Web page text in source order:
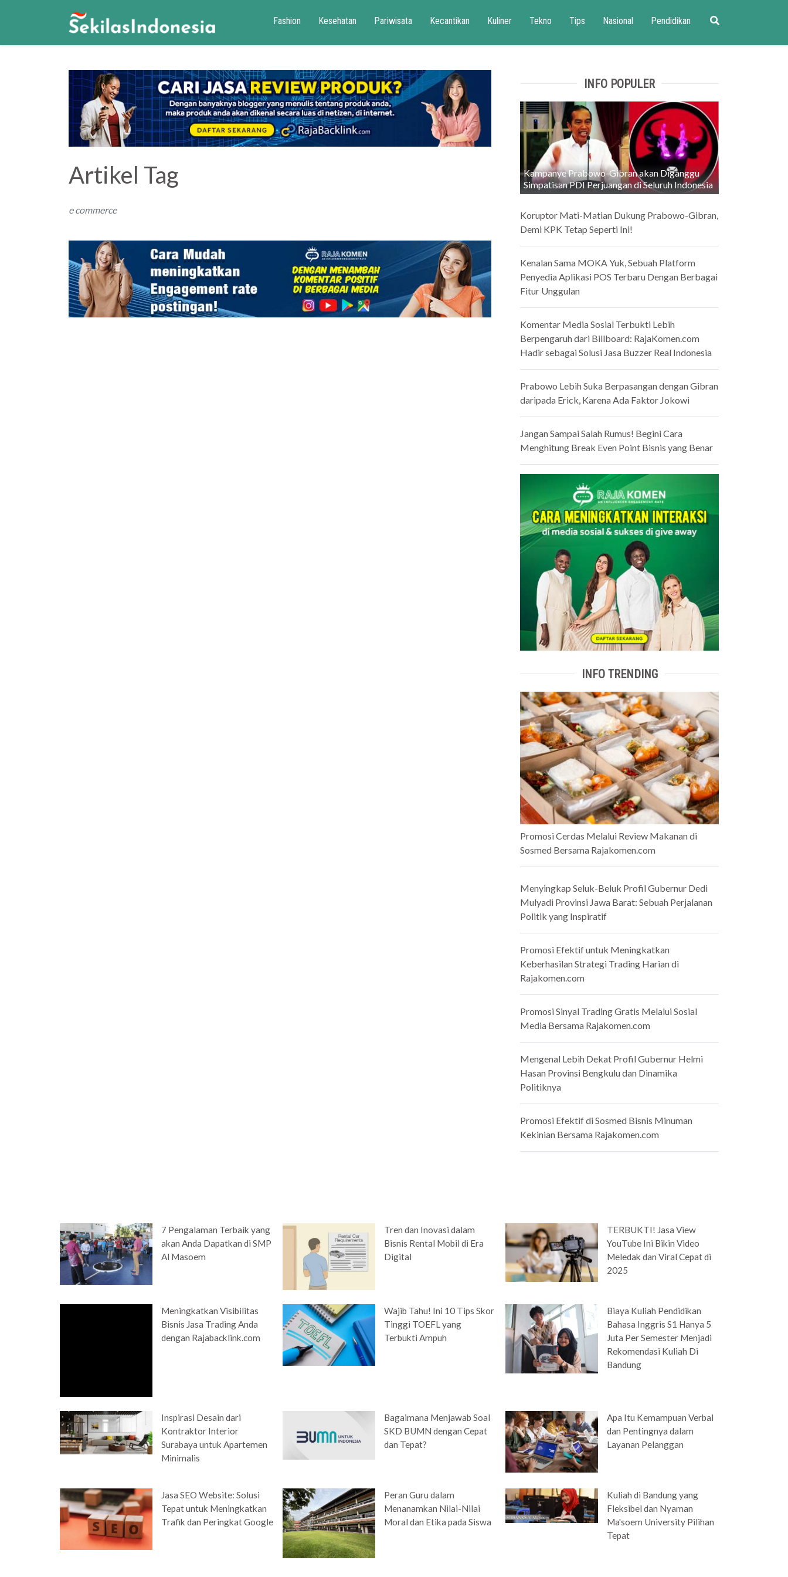
Fashion Kesehatan Pariwisata Kecantikan Kuliner Tekno Tips Nasional Pendidikan
Artikel Tag
e commerce
INFO POPULER
Kampanye Prabowo-Gibran akan Diganggu
Simpatisan PDI Perjuangan di Seluruh Indonesia
Koruptor Mati-Matian Dukung Prabowo-Gibran,
Demi KPK Tetap Seperti Ini!
Kenalan Sama MOKA Yuk, Sebuah Platform
Penyedia Aplikasi POS Terbaru Dengan Berbagai
Fitur Unggulan
Komentar Media Sosial Terbukti Lebih
Berpengaruh dari Billboard: RajaKomen.com
Hadir sebagai Solusi Jasa Buzzer Real Indonesia
Prabowo Lebih Suka Berpasangan dengan Gibran
daripada Erick, Karena Ada Faktor Jokowi
Jangan Sampai Salah Rumus! Begini Cara
Menghitung Break Even Point Bisnis yang Benar
INFO TRENDING
Promosi Cerdas Melalui Review Makanan di
Sosmed Bersama Rajakomen.com
Menyingkap Seluk-Beluk Profil Gubernur Dedi
Mulyadi Provinsi Jawa Barat: Sebuah Perjalanan
Politik yang Inspiratif
Promosi Efektif untuk Meningkatkan
Keberhasilan Strategi Trading Harian di
Rajakomen.com
Promosi Sinyal Trading Gratis Melalui Sosial
Media Bersama Rajakomen.com
Mengenal Lebih Dekat Profil Gubernur Helmi
Hasan Provinsi Bengkulu dan Dinamika
Politiknya
Promosi Efektif di Sosmed Bisnis Minuman
Kekinian Bersama Rajakomen.com
7 Pengalaman Terbaik yang
akan Anda Dapatkan di SMP
Al Masoem
Tren dan Inovasi dalam
Bisnis Rental Mobil di Era
Digital
TERBUKTI! Jasa View
YouTube Ini Bikin Video
Meledak dan Viral Cepat di
2025
Meningkatkan Visibilitas
Bisnis Jasa Trading Anda
dengan Rajabacklink.com
Wajib Tahu! Ini 10 Tips Skor
Tinggi TOEFL yang
Terbukti Ampuh
Biaya Kuliah Pendidikan
Bahasa Inggris S1 Hanya 5
Juta Per Semester Menjadi
Rekomendasi Kuliah Di
Bandung
Inspirasi Desain dari
Kontraktor Interior
Surabaya untuk Apartemen
Minimalis
Bagaimana Menjawab Soal
SKD BUMN dengan Cepat
dan Tepat?
Apa Itu Kemampuan Verbal
dan Pentingnya dalam
Layanan Pelanggan
Jasa SEO Website: Solusi
Tepat untuk Meningkatkan
Trafik dan Peringkat Google
Peran Guru dalam
Menanamkan Nilai-Nilai
Moral dan Etika pada Siswa
Kuliah di Bandung yang
Fleksibel dan Nyaman
Ma'soem University Pilihan
Tepat